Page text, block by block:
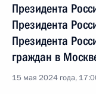
Президента
Президента
Президента
граждан в
15 мая 2024 года,